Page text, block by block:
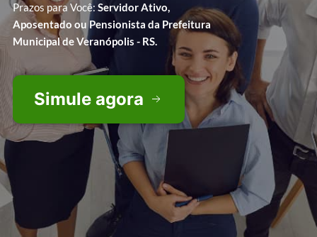
Prazos para Você: Servidor Ativo,
Aposentado ou Pensionista da Prefeitura
Municipal de Veranópolis - RS.
Simule agora